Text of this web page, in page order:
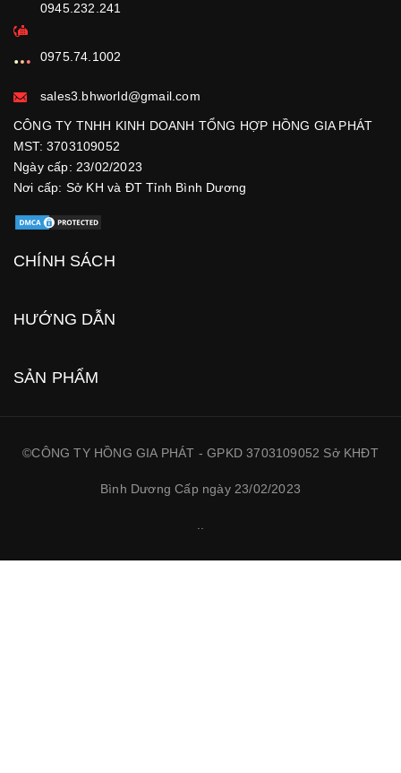
0945.232.241
0975.74.1002
sales3.bhworld@gmail.com
CÔNG TY TNHH KINH DOANH TỔNG HỢP HỒNG GIA PHÁT
MST: 3703109052
Ngày cấp: 23/02/2023
Nơi cấp: Sở KH và ĐT Tỉnh Bình Dương
CHÍNH SÁCH
HƯỚNG DẪN
SẢN PHẨM
©CÔNG TY HỒNG GIA PHÁT - GPKD 3703109052 Sở KHĐT
Bình Dương Cấp ngày 23/02/2023